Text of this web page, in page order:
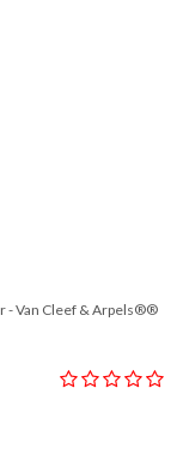
- Van Cleef & Arpels®®